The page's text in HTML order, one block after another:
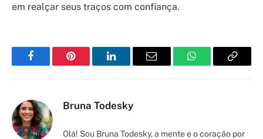
em realçar seus traços com confiança.
FacebookPinterest LinkedInEmail WhatsAppCopy
Bruna Todesky
Olá! Sou Bruna Todesky, a mente e o coração por